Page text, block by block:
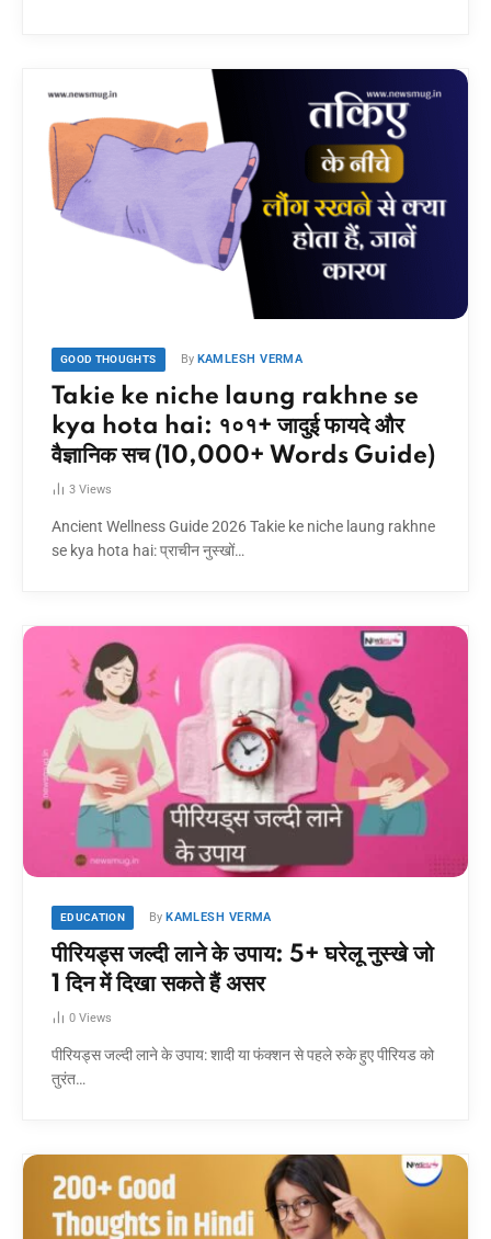
GOOD THOUGHTS By KAMLESH VERMA
Takie ke niche laung rakhne se
kya hota hai: १०१+ जादुई फायदे और
वैज्ञानिक सच (10,000+ Words Guide)
3 Views
Ancient Wellness Guide 2026 Takie ke niche laung rakhne
se kya hota hai: प्राचीन नुस्खों…
EDUCATION By KAMLESH VERMA
पीरियड्स जल्दी लाने के उपाय: 5+ घरेलू नुस्खे जो
1 दिन में दिखा सकते हैं असर
0 Views
पीरियड्स जल्दी लाने के उपाय: शादी या फंक्शन से पहले रुके हुए पीरियड को
तुरंत…